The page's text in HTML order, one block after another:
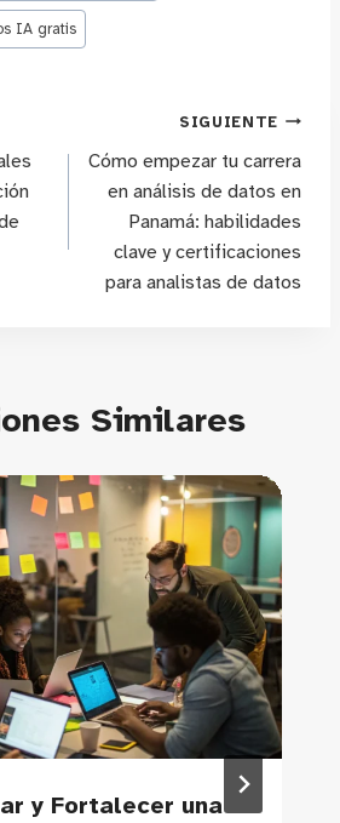
IA gratis
SIGUIENTE
Cómo empezar tu carrera
en análisis de datos en
Panamá: habilidades
clave y certificaciones
para analistas de datos
Similares
y Fortalecer una